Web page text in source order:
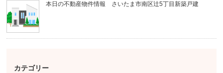
本日の不動産物件情報 さいたま市南区辻5丁目新築戸建
カテゴリー